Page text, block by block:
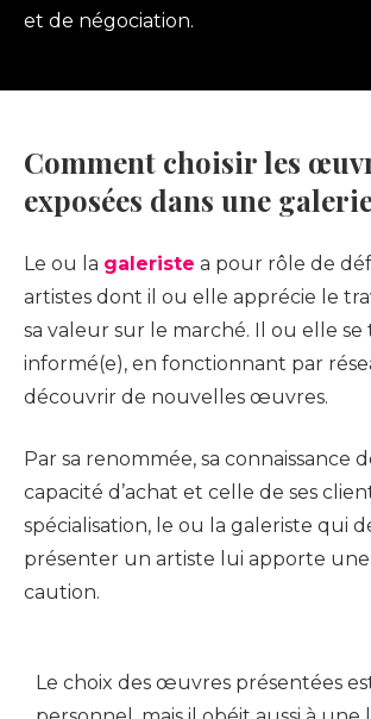
et de négociation.
Comment choisir les
exposées dans une
Le ou la galeriste a pour rôle de
artistes dont il ou elle apprécie le
sa valeur sur le marché. Il ou elle se
informé(e), en fonctionnant par
découvrir de nouvelles œuvres.
Par sa renommée, sa connaissance
capacité d’achat et celle de ses
spécialisation, le ou la galeriste qui
présenter un artiste lui apporte
caution.
Le choix des œuvres présentées